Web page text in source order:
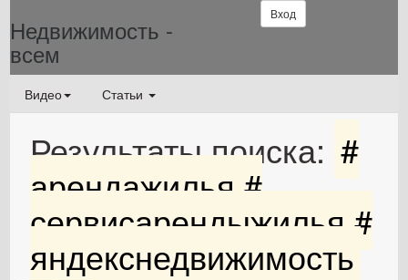
Недвижимость -
всем
Вход
Видео Статьи
Результаты поиска: #
арендажилья #
сервисарендыжилья #
яндекснедвижимость